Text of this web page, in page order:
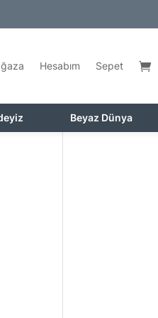
Hesabım Sepet
Beyaz Dünya